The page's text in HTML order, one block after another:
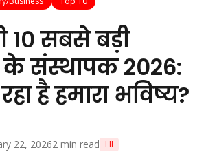
10 सबसे बड़ी
संस्थापक 2026:
है हमारा भविष्य?
22, 20262 min read HI